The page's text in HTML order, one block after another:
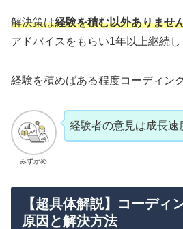
解決策は経験を積む以外ありませ
アドバイスをもらい1年以上継続し
経験を積めばある程度コーディン
みずがめ
経験者の意見は成長速
【超具体解説】コーディ
原因と解決方法